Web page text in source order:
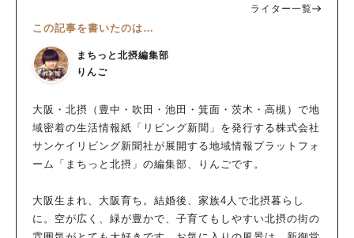
ライター一覧
この記事を書いたのは…
まちっと北摂編集部
りんご
大阪・北摂（豊中・吹田・池田・箕面・茨木・高槻）で地
域密着の生活情報紙「リビング新聞」を発行する株式会社
サンケイリビング新聞社が展開する地域情報プラットフォ
ーム「まちっと北摂」の編集部、りんごです。
大阪生まれ、大阪育ち。結婚後、家族4人で北摂暮らし
に。空が広く、緑が豊かで、子育てもしやすい北摂の街の